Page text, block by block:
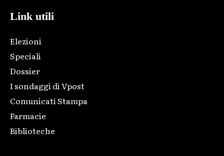
Link utili
Elezioni
Speciali
Dossier
I sondaggi di Vpost
Comunicati Stampa
Farmacie
Biblioteche